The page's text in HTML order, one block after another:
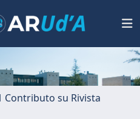
Contributo su Rivista